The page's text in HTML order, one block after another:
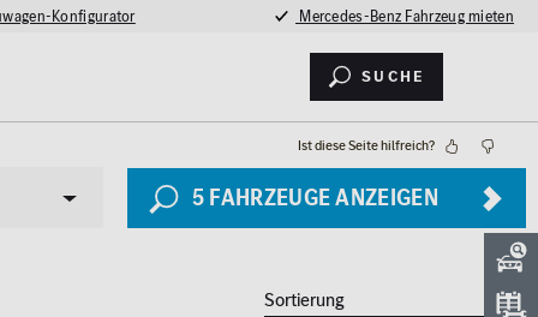
Konfigurator Mercedes-Benz Fahrzeug mieten
Suche
Ist diese Seite hilfreich?
5 FAHRZEUGE ANZEIGEN